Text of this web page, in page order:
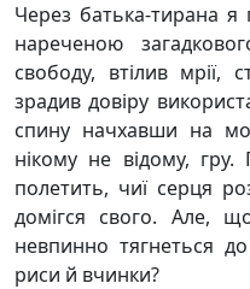
Через батька-тирана я
нареченою
свободу, втілив мрії,
зрадив довіру
спину начхавши на
нікому не відому,
полетить, чиї серця
домігся свого. Але,
невпинно тягнеться
риси й вчинки?